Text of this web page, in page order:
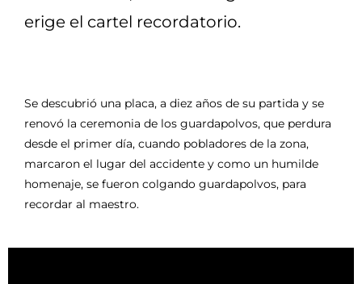
erige el cartel recordatorio.
Se descubrió una placa, a diez años de su partida y se
renovó la ceremonia de los guardapolvos, que perdura
desde el primer día, cuando pobladores de la zona,
marcaron el lugar del accidente y como un humilde
homenaje, se fueron colgando guardapolvos, para
recordar al maestro.